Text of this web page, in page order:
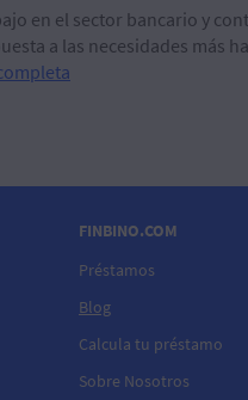
en el sector bancario y
a las necesidades más
FINBINO.COM
Préstamos
Blog
Calcula tu préstamo
Sobre Nosotros